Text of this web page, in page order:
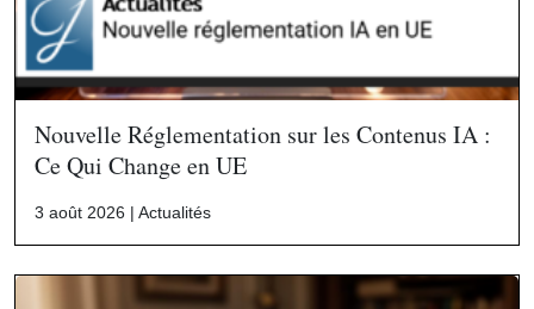
Nouvelle Réglementation sur les Contenus IA :
Ce Qui Change en UE
3 août 2026 | Actualités